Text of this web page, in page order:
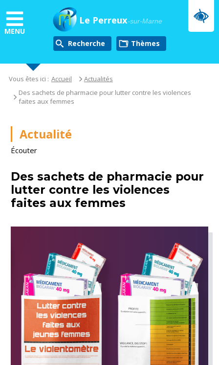
au
contenu
principal
MENU
Le Perreux-sur-Marne
Recherche thèmes
Vous êtes ici : Accueil
Actualités
Des sachets de pharmacie pour lutter contre les violences
faites aux femmes
Actualité
Écouter
Des sachets de pharmacie pour
lutter contre les violences
faites aux femmes